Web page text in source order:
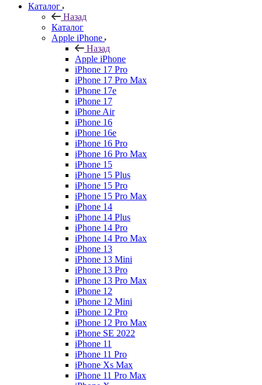
Каталог
Назад
Каталог
Apple iPhone
Назад
Apple iPhone
iPhone 17 Pro
iPhone 17 Pro Max
iPhone 17e
iPhone 17
iPhone Air
iPhone 16
iPhone 16e
iPhone 16 Pro
iPhone 16 Pro Max
iPhone 15
iPhone 15 Plus
iPhone 15 Pro
iPhone 15 Pro Max
iPhone 14
iPhone 14 Plus
iPhone 14 Pro
iPhone 14 Pro Max
iPhone 13
iPhone 13 Mini
iPhone 13 Pro
iPhone 13 Pro Max
iPhone 12
iPhone 12 Mini
iPhone 12 Pro
iPhone 12 Pro Max
iPhone SE 2022
iPhone 11
iPhone 11 Pro
iPhone Xs Max
iPhone 11 Pro Max